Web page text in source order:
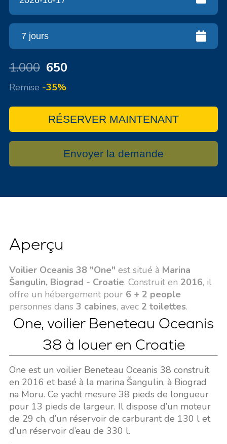
1.000 650
Remise -35%
RÉSERVER MAINTENANT
Envoyer la demande
Aperçu
Voilier Oceanis 38 "One" est situé à Marina
Šangulin, Biograd - Croatie. Construit en 2016, il
offre un hébergement pour 6 + 2 people
personnes dans 3 cabines, avec 2 toilettes.
One, voilier Beneteau Oceanis
38 à louer en Croatie
One est un voilier Beneteau Oceanis 38 construit
en 2016 et basé à la marina Šangulin, à Biograd
na Moru. Ce yacht mesure 38 pieds de longueur
pour 13 pieds de largeur. Il dispose d’un moteur
de 29 ch, d’un réservoir de carburant de 130 l et
d’un réservoir d’eau de 330 l.